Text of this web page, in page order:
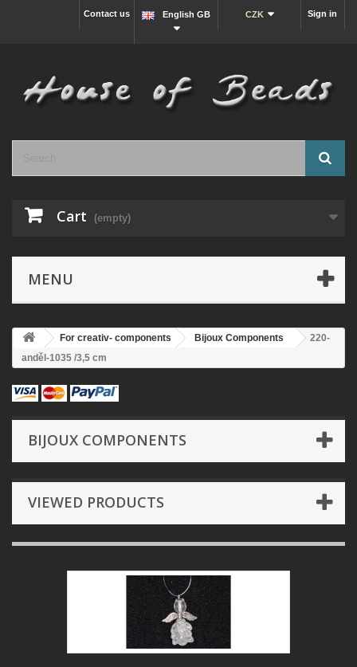
Sign in
CZK
English GB
Contact us
Cart (empty)
MENU
For creativ- components Bijoux Components
220-
anděl-1035 /3,5 cm
BIJOUX COMPONENTS
VIEWED PRODUCTS